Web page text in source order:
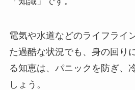
電気や水道などのライフライ
た過酷な状況でも、身の回り
る知恵は、パニックを防ぎ、
しょう。